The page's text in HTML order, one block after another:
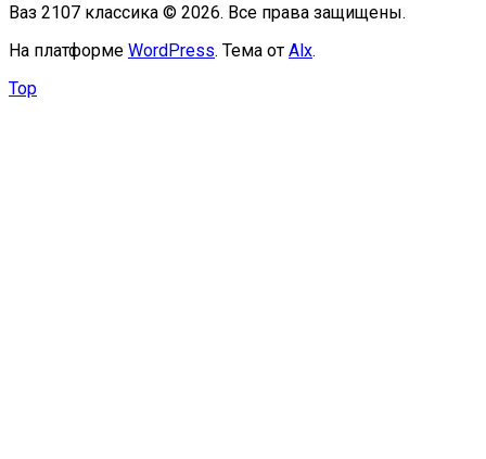
Ваз 2107 классика © 2026. Все права защищены.
На платформе WordPress. Тема от Alx.
Top